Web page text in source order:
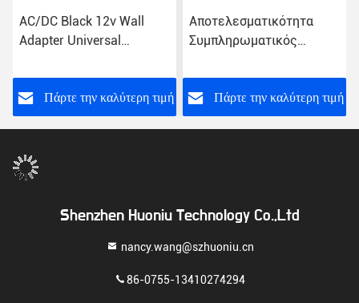
AC/DC Black 12v Wall
Adapter Universal
1,5m μήκος καλωδίου
Πάρτε την καλύτερη τιμή
Αποτελεσματικότητα
Συμπληρωματικός
πρίζα ABS 1,5m
US/EU/UK/AU
Πάρτε την καλύτερη τιμή
Shenzhen Huoniu Technology Co.,Ltd
nancy.wang@szhuoniu.cn
86-0755-13410274294